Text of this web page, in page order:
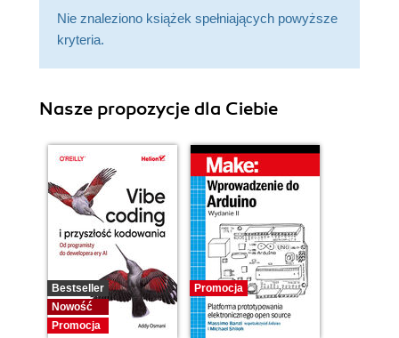
Nie znaleziono książek spełniających powyższe
kryteria.
Nasze propozycje dla Ciebie
Bestseller
Nowość
Promocja
Promocja